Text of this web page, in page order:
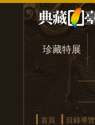
珍藏特展
首頁 目錄導覽